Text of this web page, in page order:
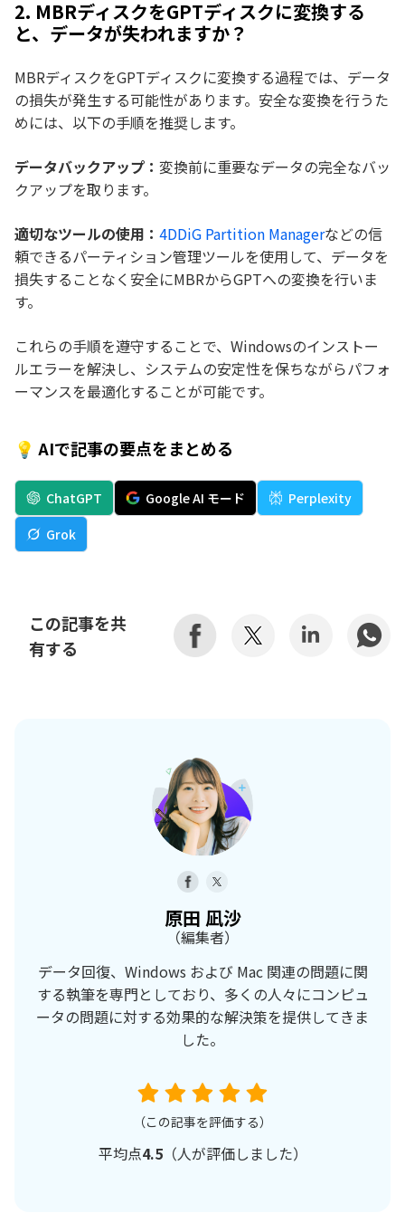
2. MBRディスクをGPTディスクに変換する
と、データが失われますか？
MBRディスクをGPTディスクに変換する過程では、データ
の損失が発生する可能性があります。安全な変換を行うた
めには、以下の手順を推奨します。
データバックアップ： 変換前に重要なデータの完全なバッ
クアップを取ります。
適切なツールの使用： 4DDiG Partition Managerなどの信
頼できるパーティション管理ツールを使用して、データを
損失することなく安全にMBRからGPTへの変換を行いま
す。
これらの手順を遵守することで、Windowsのインストー
ルエラーを解決し、システムの安定性を保ちながらパフォ
ーマンスを最適化することが可能です。
💡 AIで記事の要点をまとめる
ChatGPT Google AI モード
Perplexity
Grok
この記事を共
有する
原田 凪沙
（編集者）
データ回復、Windows および Mac 関連の問題に関
する執筆を専門としており、多くの人々にコンピュ
ータの問題に対する効果的な解決策を提供してきま
した。
（この記事を評価する）
平均点4.5（人が評価しました）